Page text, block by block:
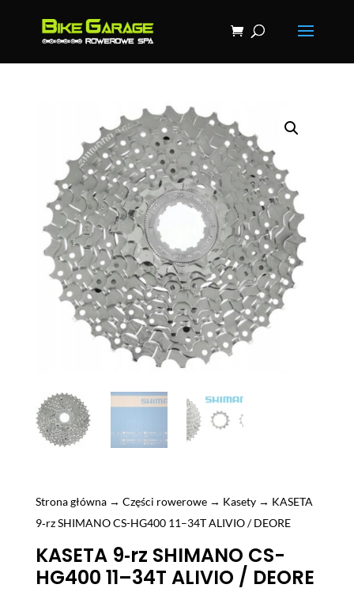
Strona główna→ Części rowerowe→ Kasety→ KASETA
9‑rz SHIMANO CS-HG400 11–34T ALIVIO / DEORE
KASETA 9‑rz SHIMANO CS-
HG400 11–34T ALIVIO / DEORE